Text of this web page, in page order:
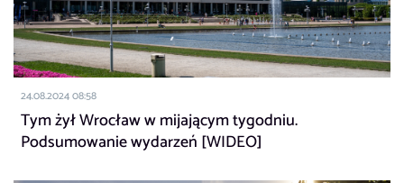
24.08.2024 08:58
Tym żył Wrocław w mijającym tygodniu.
Podsumowanie wydarzeń [WIDEO]